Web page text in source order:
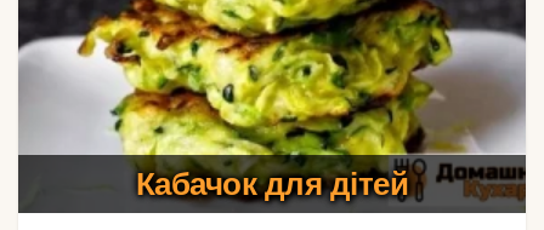
Кабачок для дітей